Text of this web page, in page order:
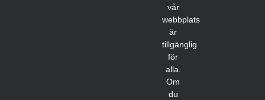
vår
webbplats
är
tillgänglig
för
alla.
Om
du